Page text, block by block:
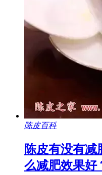
陈皮百科
陈皮有没有
么减肥效果好